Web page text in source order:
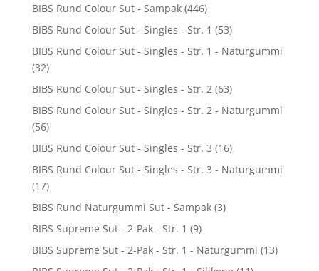
BIBS Rund Colour Sut - Sampak (446)
BIBS Rund Colour Sut - Singles - Str. 1 (53)
BIBS Rund Colour Sut - Singles - Str. 1 - Naturgummi
(32)
BIBS Rund Colour Sut - Singles - Str. 2 (63)
BIBS Rund Colour Sut - Singles - Str. 2 - Naturgummi
(56)
BIBS Rund Colour Sut - Singles - Str. 3 (16)
BIBS Rund Colour Sut - Singles - Str. 3 - Naturgummi
(17)
BIBS Rund Naturgummi Sut - Sampak (3)
BIBS Supreme Sut - 2-Pak - Str. 1 (9)
BIBS Supreme Sut - 2-Pak - Str. 1 - Naturgummi (13)